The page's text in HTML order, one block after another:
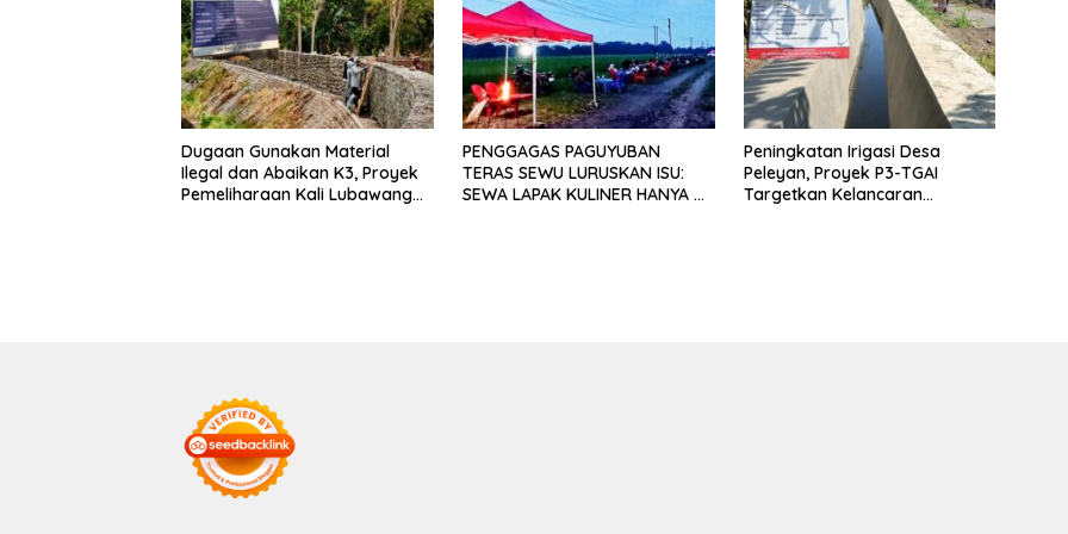
Dugaan Gunakan Material
Ilegal dan Abaikan K3, Proyek
Pemeliharaan Kali Lubawang
PENGGAGAS PAGUYUBAN
TERAS SEWU LURUSKAN ISU:
SEWA LAPAK KULINER HANYA RP
Peningkatan Irigasi Desa
Peleyan, Proyek P3-TGAI
Targetkan Kelancaran